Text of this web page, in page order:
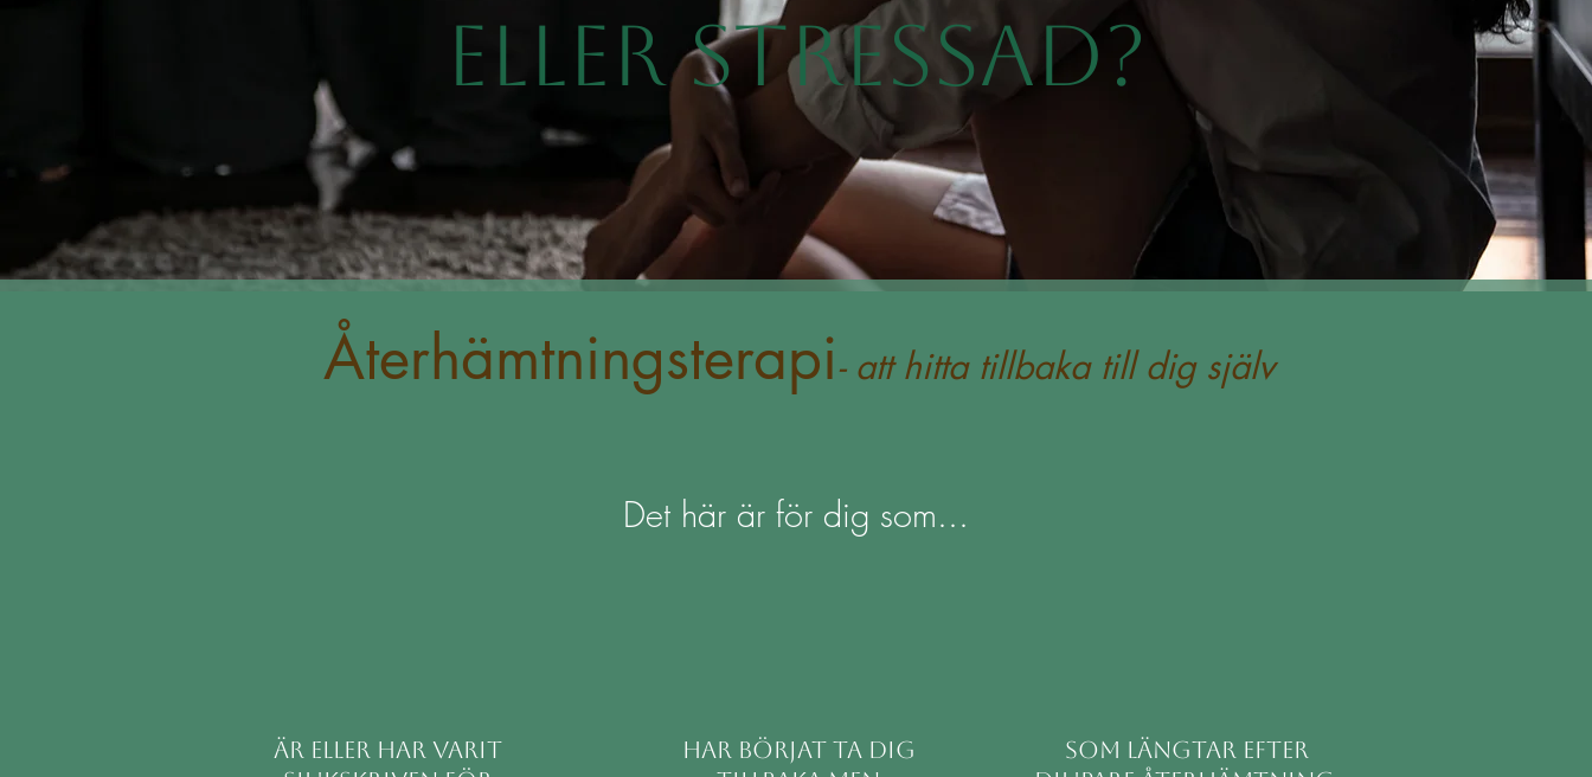
ELLER STRESSAD?
Återhämtningsterapi- att hitta tillbaka till dig själv
Det här är för dig som...
är eller har varit
har börjat ta dig
som längtar efter